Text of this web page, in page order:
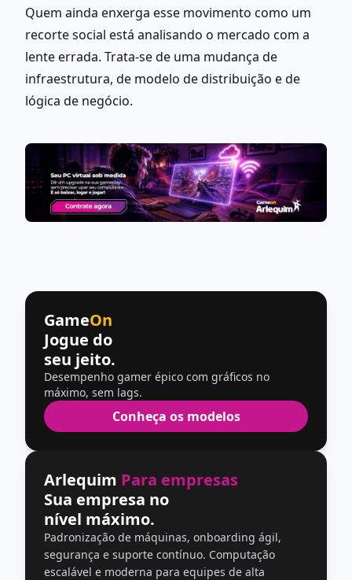
Quem ainda enxerga esse movimento como um
recorte social está analisando o mercado com a
lente errada. Trata-se de uma mudança de
infraestrutura, de modelo de distribuição e de
lógica de negócio.
GameOn
Jogue do
seu jeito.
Desempenho gamer épico com gráficos no
máximo, sem lags.
Conheça os modelos
Arlequim Para empresas
Sua empresa no
nível máximo.
Padronização de máquinas, onboarding ágil,
segurança e suporte contínuo. Computação
escalável e moderna para equipes de alta